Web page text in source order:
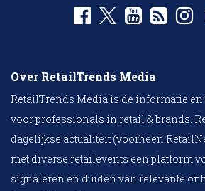
Over RetailTrends Media
RetailTrends Media is dé informatie
voor professionals in retail & brands.
dagelijkse actualiteit (voorheen
met diverse retailevents een platform
signaleren en duiden van relevante